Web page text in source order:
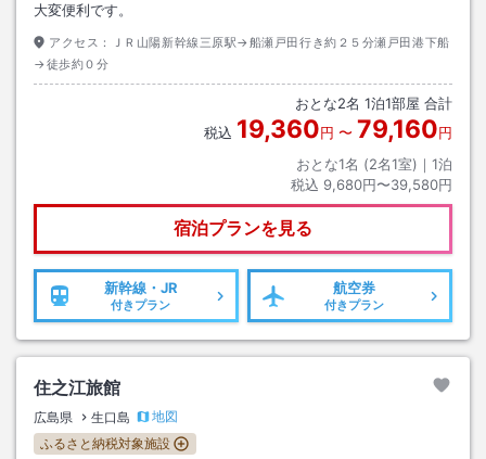
大変便利です。
アクセス：
ＪＲ山陽新幹線三原駅→船瀬戸田行き約２５分瀬戸田港下船
→徒歩約０分
おとな2名 1泊1部屋 合計
税込 19,360円 〜 79,160円
おとな1名 (2名1室)｜ 1泊
税込 9,680円〜39,580円
宿泊プランを見る
新幹線・JR
付きプラン
航空券
付きプラン
住之江旅館
広島県 生口島
地図
ふるさと納税対象施設